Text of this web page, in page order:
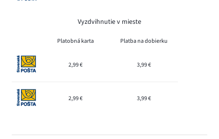
Vyzdvihnutie v mieste
Platobná karta Platba na dobierku
2,99 € 3,99 €
2,99 € 3,99 €